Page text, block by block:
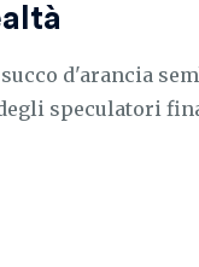
d'arancia
speculatori